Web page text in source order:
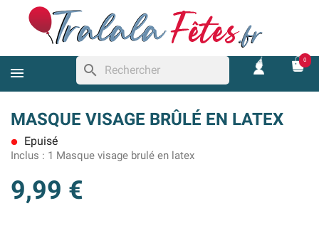
search
0
MASQUE VISAGE BRÛLÉ EN LATEX
lens Epuisé
Inclus : 1 Masque visage brulé en latex
9,99 €